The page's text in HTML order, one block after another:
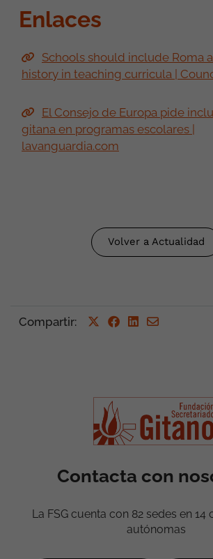
Enlaces
Schools should include Roma
history in teaching curricula |
El Consejo de Europa pide
gitana en programas escolares |
lavanguardia.com
Volver a Actualidad
Compartir:
Contacta con
La FSG cuenta con 82 sedes en 14
autónomas